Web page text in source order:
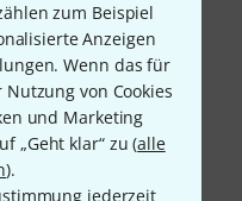
zum Beispiel
Anzeigen
Wenn das für
von Cookies
und Marketing
„Geht klar“ zu (alle
).
jederzeit
24.04.2023
das Pro Snake dem
Signal,